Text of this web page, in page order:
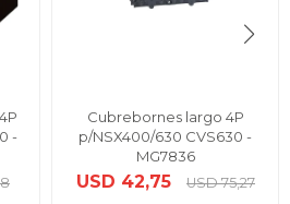
-
Cubrebornes largo 4P
p/NSX400/630 CVS630 -
MG7836
USD 42,75 USD 75,27